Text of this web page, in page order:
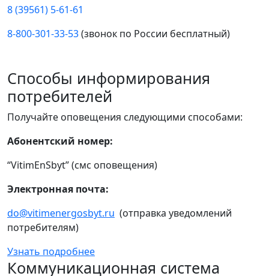
8 (39561) 5-61-61
8-800-301-33-53(звонок по России бесплатный)
Способы информирования
потребителей
Получайте оповещения следующими способами:
Абонентский номер:
“VitimEnSbyt” (смс оповещения)
Электронная почта:
do@vitimenergosbyt.ru (отправка уведомлений
потребителям)
Узнать подробнее
Коммуникационная система